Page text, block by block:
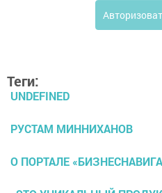
Теги:
UNDEFINED
РУСТАМ МИННИХАНОВ
О ПОРТАЛЕ